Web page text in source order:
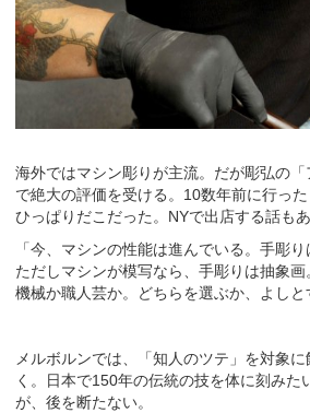
海外ではマシン彫りが主流。だが彫弘の
で絶大の評価を受ける。10数年前に行っ
ひっぱりだこだった。NYで出店する話もあ
「今、マシンの性能は進んでいる。手彫り
ただしマシンが模写なら、手彫りは抽象画
機械か職人芸か。どちらを選ぶか、よしと
メルボルンでは、「知人のツテ」を対象
く。日本で150年の伝統の技を体に刻みた
が、後を断たない。